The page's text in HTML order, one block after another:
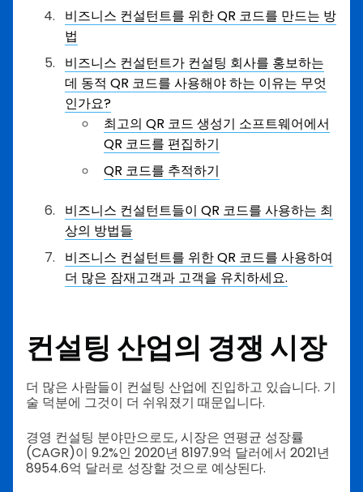
비즈니스 컨설턴트를 위한 QR 코드를 만드는 방
법
비즈니스 컨설턴트가 컨설팅 회사를 홍보하는
데 동적 QR 코드를 사용해야 하는 이유는 무엇
인가요?
최고의 QR 코드 생성기 소프트웨어에서
QR 코드를 편집하기
QR 코드를 추적하기
비즈니스 컨설턴트들이 QR 코드를 사용하는 최
상의 방법들
비즈니스 컨설턴트를 위한 QR 코드를 사용하여
더 많은 잠재고객과 고객을 유치하세요.
컨설팅 산업의 경쟁 시장
더 많은 사람들이 컨설팅 산업에 진입하고 있습니다. 기
술 덕분에 그것이 더 쉬워졌기 때문입니다.
경영 컨설팅 분야만으로도, 시장은 연평균 성장률
(CAGR)이 9.2%인 2020년 8197.9억 달러에서 2021년
8954.6억 달러로 성장할 것으로 예상된다.